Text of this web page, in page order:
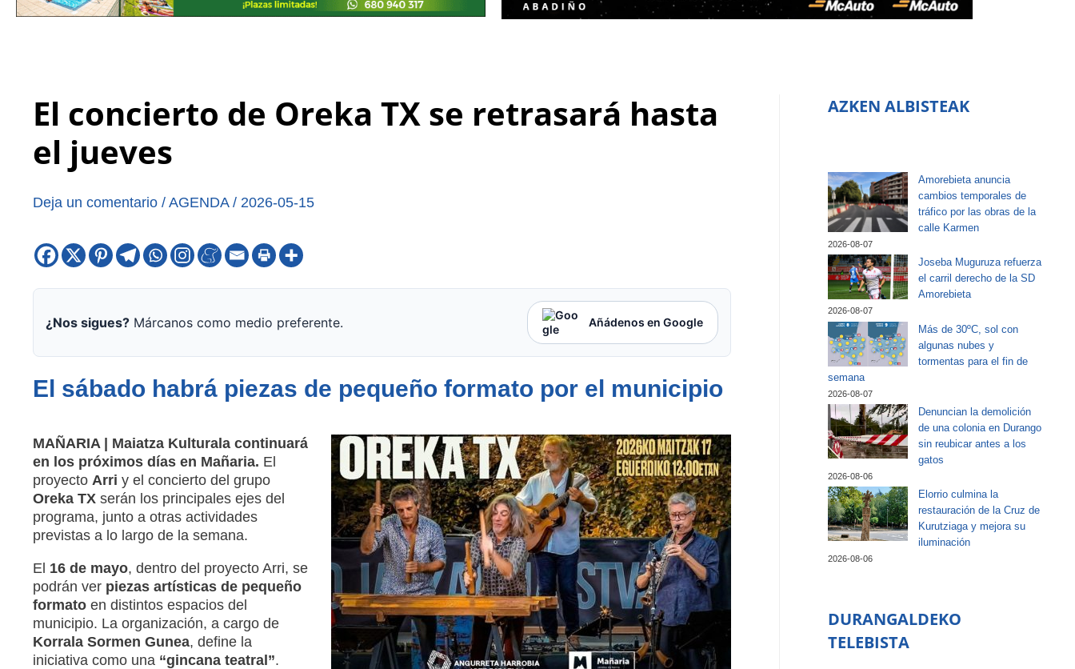
El concierto de Oreka TX se retrasará hasta
el jueves
Deja un comentario / AGENDA/ 2026-05-15
¿Nos sigues?Márcanos como medio preferente. Añádenos en Google
El sábado habrá piezas de pequeño formato por el municipio
MAÑARIA | Maiatza Kulturala continuará
en los próximos días en Mañaria. El
proyecto Arri y el concierto del grupo
Oreka TXserán los principales ejes del
programa, junto a otras actividades
previstas a lo largo de la semana.
El 16 de mayo, dentro del proyecto Arri, se
podrán ver piezas artísticas de pequeño
formatoen distintos espacios del
municipio. La organización, a cargo de
Korrala Sormen Gunea, define la
iniciativa como una “gincana teatral”.
AZKEN ALBISTEAK
Amorebieta anuncia
cambios temporales de
tráfico por las obras de la
calle Karmen
2026-08-07
Joseba Muguruza refuerza
el carril derecho de la SD
Amorebieta
2026-08-07
Más de 30ºC, sol con
algunas nubes y
tormentas para el fin de
semana
2026-08-07
Denuncian la demolición
de una colonia en Durango
sin reubicar antes a los
gatos
2026-08-06
Elorrio culmina la
restauración de la Cruz de
Kurutziaga y mejora su
iluminación
2026-08-06
DURANGALDEKO
TELEBISTA